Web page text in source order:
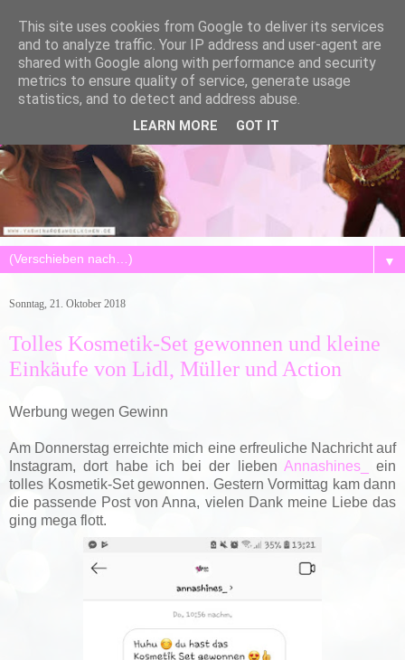
▼
Sonntag, 21. Oktober 2018
Tolles Kosmetik-Set gewonnen und kleine
Einkäufe von Lidl, Müller und Action
Werbung wegen Gewinn
Am Donnerstag erreichte mich eine erfreuliche Nachricht auf
Instagram, dort habe ich bei der lieben Annashines_
ein
tolles Kosmetik-Set gewonnen. Gestern Vormittag kam dann
die passende Post von Anna, vielen Dank meine Liebe das
ging mega flott.
This site uses cookies from Google to deliver its services
and to analyze traffic. Your IP address and user-agent are
shared with Google along with performance and security
metrics to ensure quality of service, generate usage
statistics, and to detect and address abuse.
LEARN MORE GOT IT